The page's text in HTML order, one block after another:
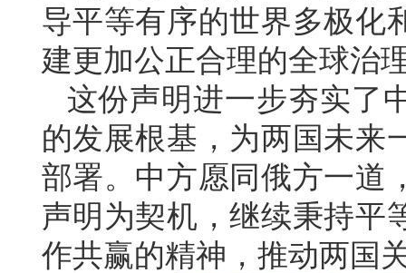
导平等有序的世界多极化
建更加公正合理的全球治
这份声明进一步夯实了
的发展根基，为两国未来
部署。中方愿同俄方一道
声明为契机，继续秉持平
作共赢的精神，推动两国